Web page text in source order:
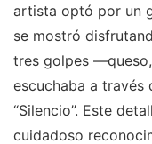
artista optó por un
se mostró
tres golpes
escuchaba a través
“Silencio”. Este
cuidadoso